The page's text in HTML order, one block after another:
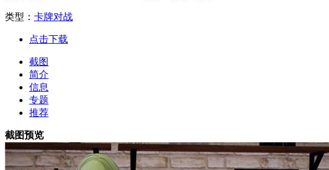
类型： 卡牌对战
点击下载
截图
简介
信息
专题
推荐
截图预览